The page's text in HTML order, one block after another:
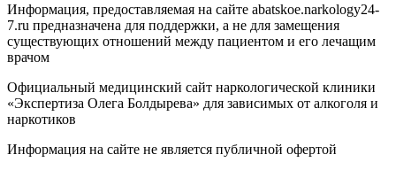
Информация, предоставляемая на сайте abatskoe.narkology24-
7.ru предназначена для поддержки, а не для замещения
существующих отношений между пациентом и его лечащим
врачом
Официальный медицинский сайт наркологической клиники
«Экспертиза Олега Болдырева» для зависимых от алкоголя и
наркотиков
Информация на сайте не является публичной офертой